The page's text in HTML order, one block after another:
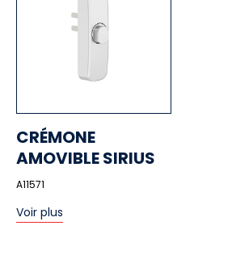
CRÉMONE
AMOVIBLE SIRIUS
A11571
Voir plus